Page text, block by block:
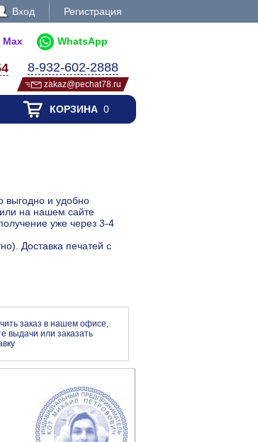
Вход Регистрация
Max WhatsApp
8-932-602-2888
zakaz@pechat78.ru
КОРЗИНА0
выгодно и удобно
на нашем сайте
уже через 3-4
Доставка печатей с
заказ в нашем офисе,
выдачи или заказать